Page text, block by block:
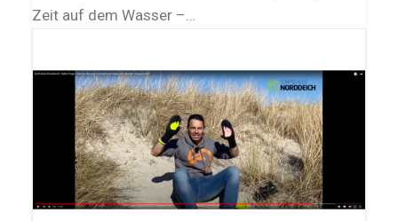
Zeit auf dem Wasser –…